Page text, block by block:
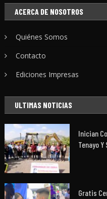
ACERCA DE NOSOTROS
Quiénes Somos
Contacto
Ediciones Impresas
ULTIMAS NOTICIAS
Inician
Tenayo
Gratis